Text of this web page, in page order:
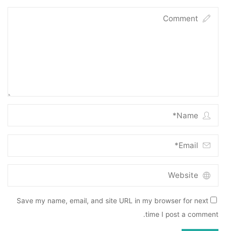
Save my name, email, and site URL in my browser for next
time I post a comment.